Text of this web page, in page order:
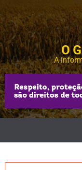
k
p
t
o
c
o
n
t
e
O
A